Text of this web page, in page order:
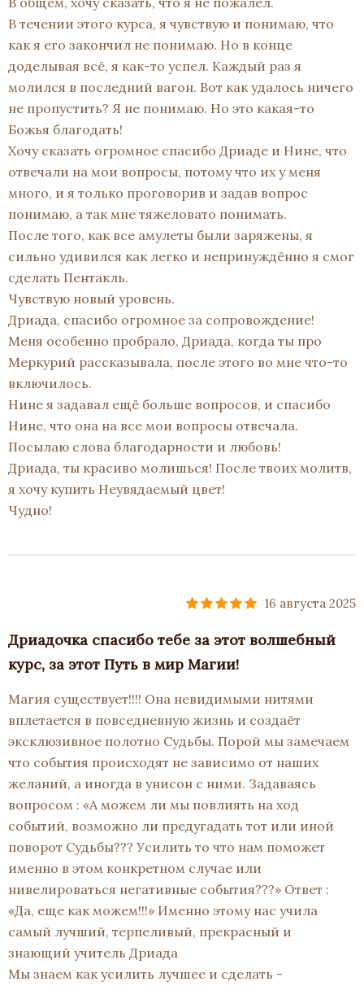
В течении этого курса, я чувствую и понимаю, что
как я его закончил не понимаю. Но в конце
доделывая всё, я как-то успел. Каждый раз я
молился в последний вагон. Вот как удалось ничего
не пропустить? Я не понимаю. Но это какая-то
Божья благодать!
Хочу сказать огромное спасибо Дриаде и Нине, что
отвечали на мои вопросы, потому что их у меня
много, и я только проговорив и задав вопрос
понимаю, а так мне тяжеловато понимать.
После того, как все амулеты были заряжены, я
сильно удивился как легко и непринуждённо я смог
сделать Пентакль.
Чувствую новый уровень.
Дриада, спасибо огромное за сопровождение!
Меня особенно пробрало, Дриада, когда ты про
Меркурий рассказывала, после этого во мне что-то
включилось.
Нине я задавал ещё больше вопросов, и спасибо
Нине, что она на все мои вопросы отвечала.
Посылаю слова благодарности и любовь!
Дриада, ты красиво молишься! После твоих молитв,
я хочу купить Неувядаемый цвет!
Чудно!
16 августа 2025
Дриадочка спасибо тебе за этот волшебный
курс, за этот Путь в мир Магии!
Магия существует!!!! Она невидимыми нитями
вплетается в повседневную жизнь и создаёт
эксклюзивное полотно Судьбы. Порой мы замечаем
что события происходят не зависимо от наших
желаний, а иногда в унисон с ними. Задаваясь
вопросом : «А можем ли мы повлиять на ход
событий, возможно ли предугадать тот или иной
поворот Судьбы??? Усилить то что нам поможет
именно в этом конкретном случае или
нивелироваться негативные события???» Ответ :
«Да, еще как можем!!!» Именно этому нас учила
самый лучший, терпеливый, прекрасный и
знающий учитель Дриада
Мы знаем как усилить лучшее и сделать -